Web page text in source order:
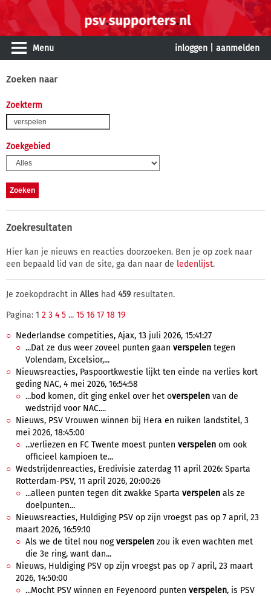
Menu inloggen aanmelden
Zoeken naar
Zoekterm
Zoekgebied
Zoekresultaten
Hier kan je nieuws en reacties doorzoeken. Ben je op zoek naar
een bepaald lid van de site, ga dan naar de ledenlijst.
Je zoekopdracht in Alles had 459resultaten.
Pagina: 1 2 3 4 5 ... 15 16 17 18 19
Nederlandse competities, Ajax, 13 juli 2026, 15:41:27
...Dat ze dus weer zoveel punten gaan verspelen tegen
Volendam, Excelsior,...
Nieuwsreacties, Paspoortkwestie lijkt ten einde na verlies kort
geding NAC, 4 mei 2026, 16:54:58
...bod komen, dit ging enkel over het overspelen van de
wedstrijd voor NAC....
Nieuws, PSV Vrouwen winnen bij Hera en ruiken landstitel, 3
mei 2026, 18:45:00
...verliezen en FC Twente moest punten verspelen om ook
officieel kampioen te...
Wedstrijdenreacties, Eredivisie zaterdag 11 april 2026: Sparta
Rotterdam-PSV, 11 april 2026, 20:00:26
...alleen punten tegen dit zwakke Sparta verspelen als ze
doelpunten...
Nieuwsreacties, Huldiging PSV op zijn vroegst pas op 7 april, 23
maart 2026, 16:59:10
Als we de titel nou nogverspelen zou ik even wachten met
die 3e ring, want dan...
Nieuws, Huldiging PSV op zijn vroegst pas op 7 april, 23 maart
2026, 14:50:00
...Mocht PSV winnen en Feyenoord punten verspelen, is PSV